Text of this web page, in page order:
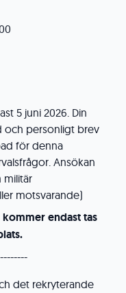
5 juni 2026. Din
och personligt brev
för denna
Ansökan
militär
motsvarande)
endast tas
det rekryterande